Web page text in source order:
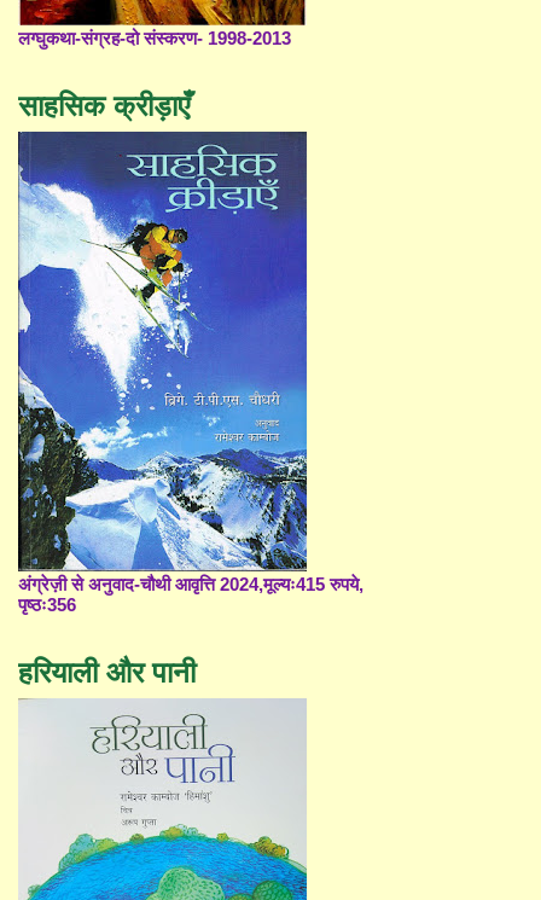
लग्घुकथा-संग्रह-दो संस्करण- 1998-2013
साहसिक क्रीड़ाएँ
अंग्रेज़ी से अनुवाद-चौथी आवृत्ति 2024,मूल्यः415 रुपये,
पृष्ठः356
हरियाली और पानी